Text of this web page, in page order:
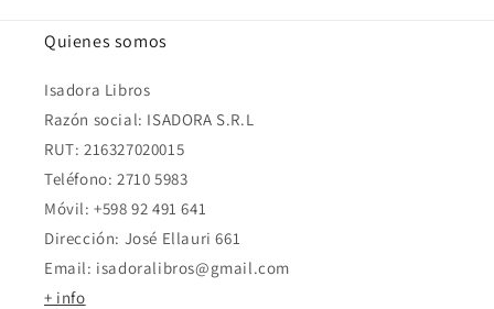
Quienes somos
Isadora Libros
Razón social: ISADORA S.R.L
RUT: 216327020015
Teléfono: 2710 5983
Móvil: +598 92 491 641
Dirección: José Ellauri 661
Email: isadoralibros@gmail.com
+ info